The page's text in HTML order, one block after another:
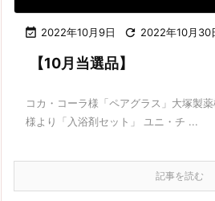
 2022年10月9日  2022年10月30
【10月当選品】
コカ・コーラ様「ペアグラス」大塚製
様より「入浴剤セット」 ユニ・チ ...
記事を読む